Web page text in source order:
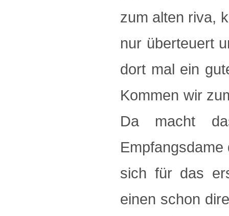
zum alten riva,
nur überteuert
dort mal ein
Kommen wir
Da macht
sich für das
einen schon